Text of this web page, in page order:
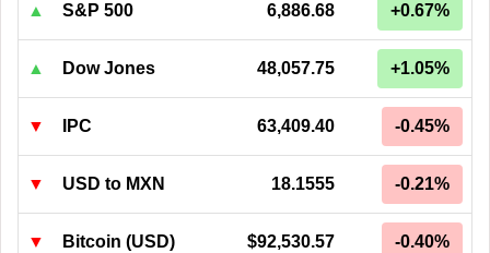
▲ S&P 500 6,886.68 +0.67%
▲ Dow Jones 48,057.75 +1.05%
▼ IPC 63,409.40 -0.45%
▼ USD to MXN 18.1555 -0.21%
▼ Bitcoin (USD) $92,530.57 -0.40%